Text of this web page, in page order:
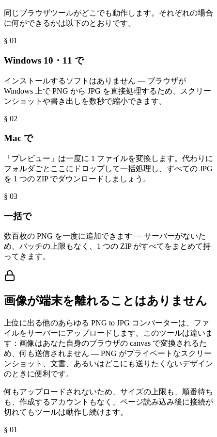
同じブラウザツールがどこでも動作します。それぞれの場合
に何ができるかは以下のとおりです。
§ 01
Windows 10・11 で
インストールするソフトはありません — ブラウザが
Windows 上で PNG から JPG を直接処理するため、スクリー
ンショットや書き出しを数秒で縮小できます。
§ 02
Mac で
「プレビュー」は一度に 1 ファイルを変換します。代わりに
フォルダごとここにドロップして一括処理し、すべての JPG
を 1 つの ZIP でダウンロードしましょう。
§ 03
一括で
数百枚の PNG を一度に追加できます — サーバーがないた
め、バッチの上限もなく、1 つの ZIP がすべてをまとめて持
ってきます。
画像が端末を離れることはありません
上位に出る他のあらゆる PNG to JPG コンバーターは、ファ
イルをサーバーにアップロードします。このツールは違いま
す：画像はあなた自身のブラウザの canvas で変換されるた
め、何も送信されません — PNG がプライベートなスクリー
ンショット、文書、あるいはどこにも送りたくないデザイン
のときに便利です。
何もアップロードされないため、サイズの上限も、順番待ち
も、作成するアカウントもなく、ページ読み込み後に接続が
切れてもツールは動作し続けます。
§ 01